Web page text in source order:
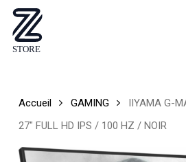
Skip
main
Accueil GAMING
IIYAMA G-
27″ FULL HD IPS / 100 HZ / NOIR